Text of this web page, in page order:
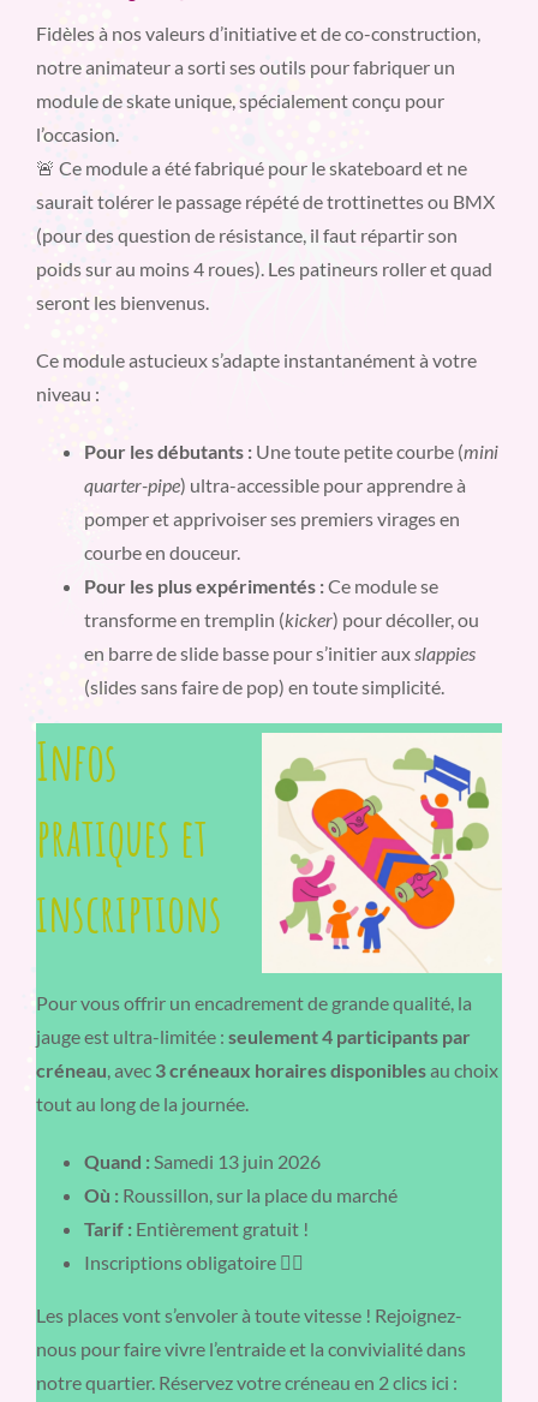
Fidèles à nos valeurs d’initiative et de co-construction,
notre animateur a sorti ses outils pour fabriquer un
module de skate unique, spécialement conçu pour
l’occasion.
🚨 Ce module a été fabriqué pour le skateboard et ne
saurait tolérer le passage répété de trottinettes ou BMX
(pour des question de résistance, il faut répartir son
poids sur au moins 4 roues). Les patineurs roller et quad
seront les bienvenus.
Ce module astucieux s’adapte instantanément à votre
niveau :
Pour les débutants : Une toute petite courbe (mini
quarter-pipe) ultra-accessible pour apprendre à
pomper et apprivoiser ses premiers virages en
courbe en douceur.
Pour les plus expérimentés :Ce module se
transforme en tremplin (kicker) pour décoller, ou
en barre de slide basse pour s’initier auxslappies
(slides sans faire de pop) en toute simplicité.
Infos
pratiques et
inscriptions
Pour vous offrir un encadrement de grande qualité, la
jauge est ultra-limitée : seulement 4 participants par
créneau, avec 3 créneaux horaires disponiblesau choix
tout au long de la journée.
Quand : Samedi 13 juin 2026
Où : Roussillon, sur la place du marché
Tarif : Entièrement gratuit !
Inscriptions obligatoire 👇🏻
Les places vont s’envoler à toute vitesse ! Rejoignez-
nous pour faire vivre l’entraide et la convivialité dans
notre quartier. Réservez votre créneau en 2 clics ici :